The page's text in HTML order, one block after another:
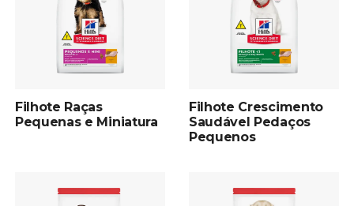
Filhote Raças
Pequenas e Miniatura
Filhote Crescimento
Saudável Pedaços
Pequenos